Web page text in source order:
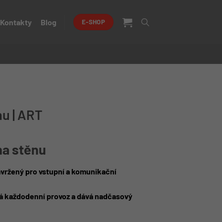
Kontakty Blog E-SHOP
| ART
stěnu
pro vstupní a komunikační
provoz a dává nadčasový